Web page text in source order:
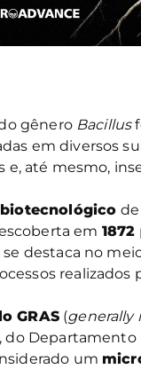
gênero Bacillus
em diversos
e, até mesmo,
de
em 1872
destaca no
realizados
GRAS(generally
do Departamento
um